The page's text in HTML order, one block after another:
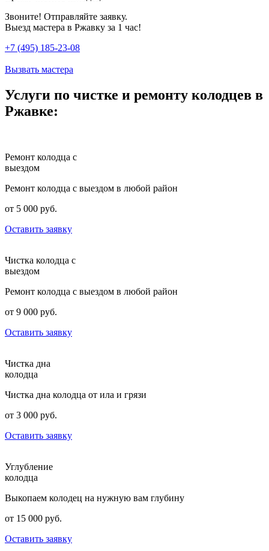
Звоните! Отправляйте заявку.
Выезд мастера в Ржавку за 1 час!
+7 (495) 185-23-08
Вызвать мастера
Услуги по чистке и ремонту колодцев в
Ржавке:
Ремонт колодца с
выездом
Ремонт колодца с выездом в любой район
от 5 000 руб.
Оставить заявку
Чистка колодца с
выездом
Ремонт колодца с выездом в любой район
от 9 000 руб.
Оставить заявку
Чистка дна
колодца
Чистка дна колодца от ила и грязи
от 3 000 руб.
Оставить заявку
Углубление
колодца
Выкопаем колодец на нужную вам глубину
от 15 000 руб.
Оставить заявку